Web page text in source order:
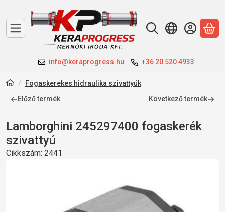
info@keraprogress.hu +36 20 520 4933
A
Fogaskerekes hidraulika szivattyúk
Előző termék
Következő termék
Lamborghini 245297400 fogaskerék
szivattyú
Cikkszám: 2441